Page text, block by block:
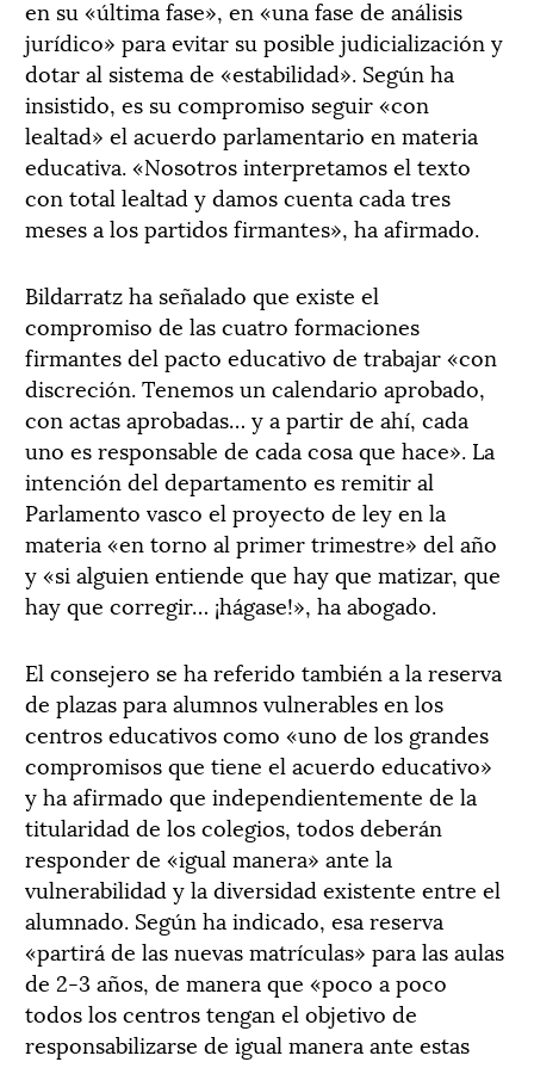
en su «última fase», en «una fase de análisis
jurídico» para evitar su posible judicialización y
dotar al sistema de «estabilidad». Según ha
insistido, es su compromiso seguir «con
lealtad» el acuerdo parlamentario en materia
educativa. «Nosotros interpretamos el texto
con total lealtad y damos cuenta cada tres
meses a los partidos firmantes», ha afirmado.
Bildarratz ha señalado que existe el
compromiso de las cuatro formaciones
firmantes del pacto educativo de trabajar «con
discreción. Tenemos un calendario aprobado,
con actas aprobadas… y a partir de ahí, cada
uno es responsable de cada cosa que hace». La
intención del departamento es remitir al
Parlamento vasco el proyecto de ley en la
materia «en torno al primer trimestre» del año
y «si alguien entiende que hay que matizar, que
hay que corregir… ¡hágase!», ha abogado.
El consejero se ha referido también a la reserva
de plazas para alumnos vulnerables en los
centros educativos como «uno de los grandes
compromisos que tiene el acuerdo educativo»
y ha afirmado que independientemente de la
titularidad de los colegios, todos deberán
responder de «igual manera» ante la
vulnerabilidad y la diversidad existente entre el
alumnado. Según ha indicado, esa reserva
«partirá de las nuevas matrículas» para las aulas
de 2-3 años, de manera que «poco a poco
todos los centros tengan el objetivo de
responsabilizarse de igual manera ante estas